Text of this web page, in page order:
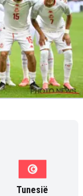
Tunesië